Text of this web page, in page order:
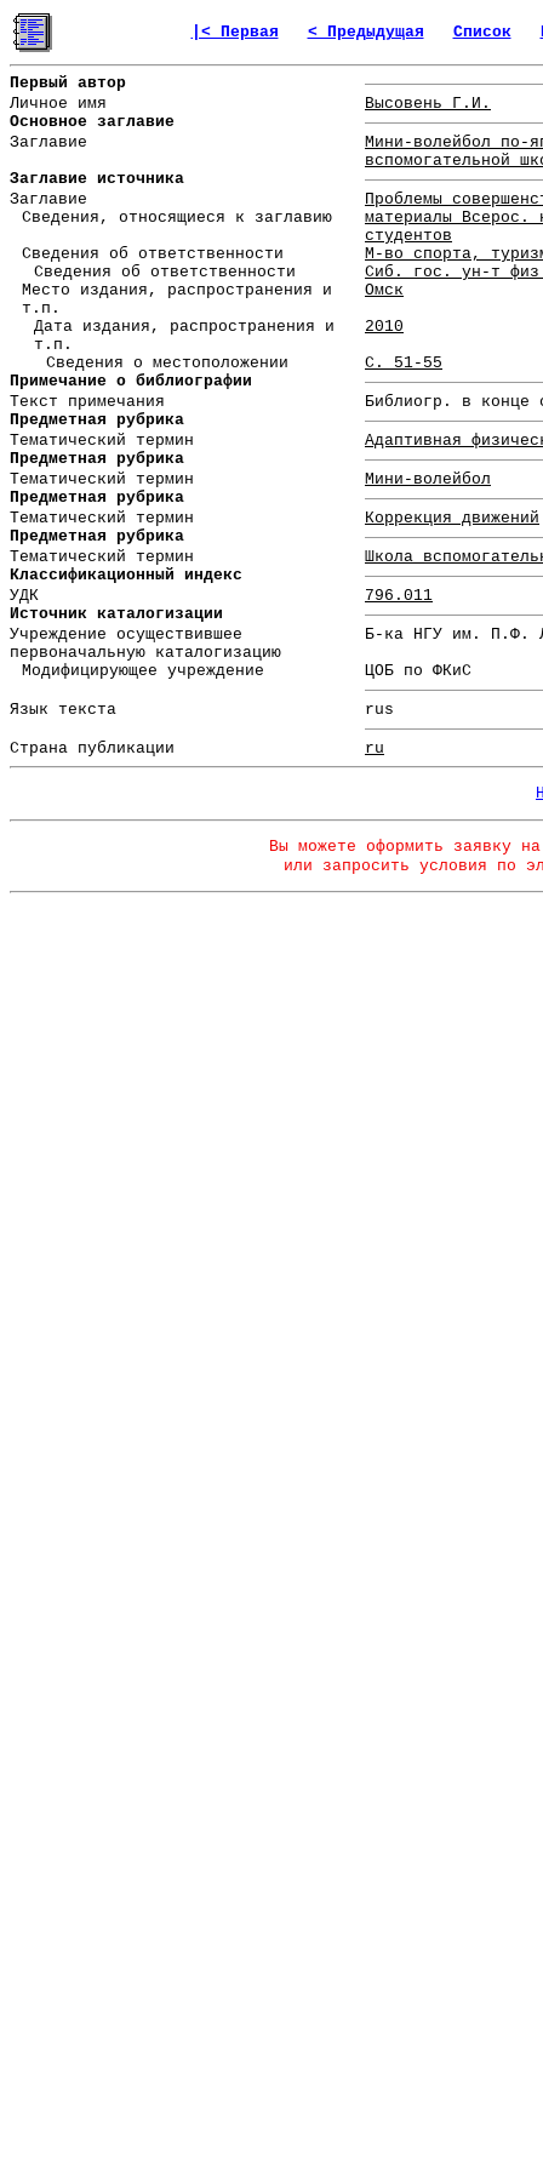
|< Первая < Предыдущая Список
Первый автор
Личное имя
Высовень Г.И.
Основное заглавие
Заглавие
Мини-волейбол по-
вспомогательной
Заглавие источника
Заглавие
Проблемы
Сведения, относящиеся к заглавию
материалы Всерос.
студентов
Сведения об ответственности
М-во спорта,
Сведения об ответственности
Сиб. гос. ун-т
Место издания, распространения и
т.п.
Омск
Дата издания, распространения и
т.п.
2010
Сведения о местоположении
С. 51-55
Примечание о библиографии
Текст примечания
Библиогр. в конце
Предметная рубрика
Тематический термин
Адаптивная
Предметная рубрика
Тематический термин
Мини-волейбол
Предметная рубрика
Тематический термин
Коррекция движений
Предметная рубрика
Тематический термин
Школа
Классификационный индекс
УДК
796.011
Источник каталогизации
Учреждение осуществившее
первоначальную каталогизацию
Б-ка НГУ им. П.Ф.
Модифицирующее учреждение
ЦОБ по ФКиС
Язык текста rus
Страна публикации ru
Вы можете оформить заявку
или запросить условия по